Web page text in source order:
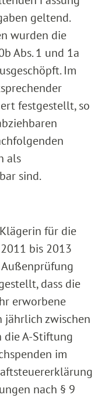
geltend.
wurden die
Abs. 1 und 1a
Im
festgestellt, so
als
sind.
für die
bis 2013
dass die
erworbene
jährlich zwischen
die A-Stiftung
im
nach § 9